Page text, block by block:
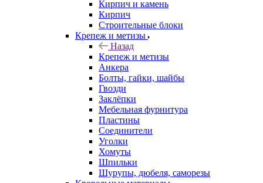
Кирпич и камень
Кирпич
Строительные блоки
Крепеж и метизы
Назад
Крепеж и метизы
Анкера
Болты, гайки, шайбы
Гвозди
Заклёпки
Мебельная фурнитура
Пластины
Соединители
Уголки
Хомуты
Шпильки
Шурупы, дюбеля, саморезы